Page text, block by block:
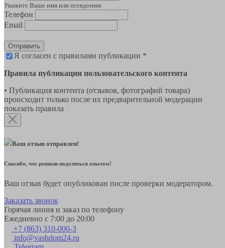
Укажите Ваше имя или псевдоним
Телефон
Email
Отправить
Я согласен с правилами публикации *
Правила публикации пользовательского контента
• Публикация контента (отзывов, фотографий товара)
происходит только после их предварительной модерации
показать правила
Ваш отзыв отправлен!
Спасибо, что решили поделиться опытом!
Ваш отзыв будет опубликован после проверки модератором.
Заказать звонок
Горячая линия и заказ по телефону
Ежедневно с 7:00 до 20:00
+7 (863) 310-000-3
info@vashdom24.ru